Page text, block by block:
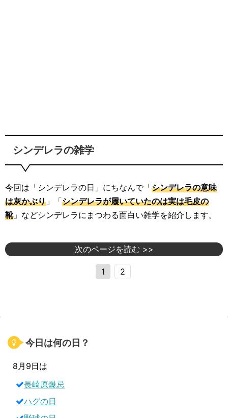
シンデレラの雑学
今回は「シンデレラの日」にちなんで「シンデレラの意味
は灰かぶり 」「シンデレラが履いていたのは実は毛皮の
靴」などシンデレラにまつわる面白い雑学を紹介します。
次のページを読む >>
1 2
今日は何の日？
8月9日は
長崎原爆忌
ハグの日